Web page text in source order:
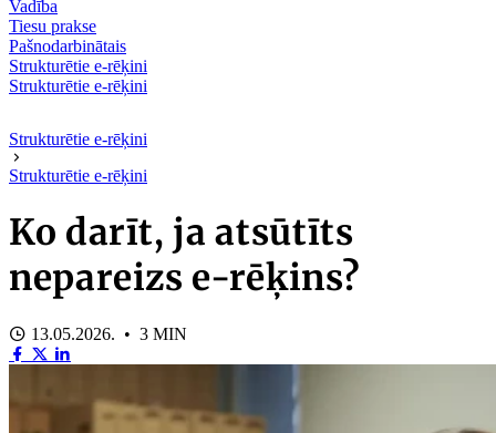
Vadība
Tiesu prakse
Pašnodarbinātais
Strukturētie e-rēķini
Strukturētie e-rēķini
Strukturētie e-rēķini
Strukturētie e-rēķini
Ko darīt, ja atsūtīts
nepareizs e-rēķins?
13.05.2026. • 3 MIN